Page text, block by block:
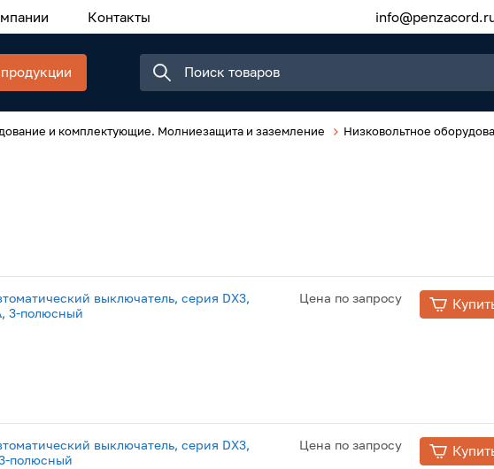
Контакты
и комплектующие. Молниезащита и заземление
Низковольтное
выключатель, серия DX3,
3-полюсный
Цена по запросу
выключатель, серия DX3,
полюсный
Цена по запросу